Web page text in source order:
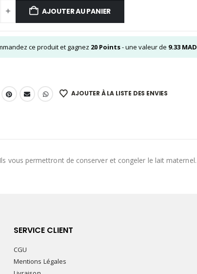
AJOUTER AU PANIER
ce produit et gagnez 20 Points- une valeur de 9.33 MAD
AJOUTER À LA LISTE DES ENVIES
vous permettront de conserver et congeler le lait maternel.
SERVICE CLIENT
CGU
Mentions Légales